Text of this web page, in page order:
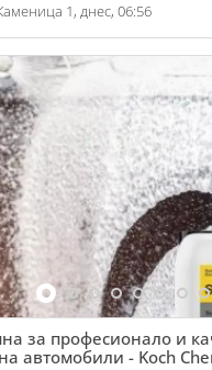
1, днес, 06:56
за професионало и
автомобили - Koch